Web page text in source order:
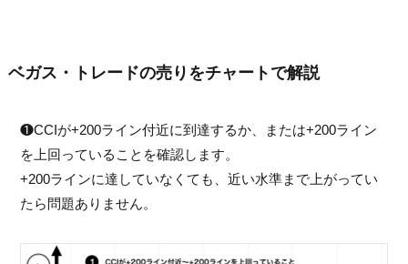
ベガス・トレードの売りをチャートで解説
❶CCIが+200ライン付近に到達するか、または+200ライン
を上回っていることを確認します。
+200ラインに達していなくても、近い水準まで上がってい
たら問題ありません。